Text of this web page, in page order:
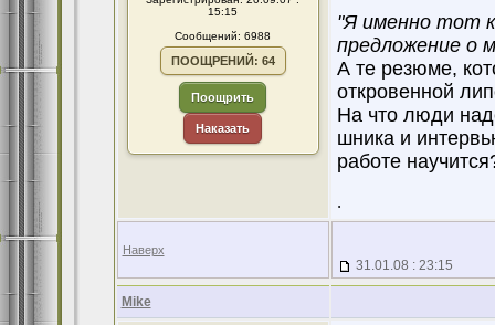
15:15
Сообщений: 6988
ПООЩРЕНИЙ: 64
Поощрить
Наказать
"Я именно тот
предложение о
А те резюме,
откровенной
На что люди
шника и
работе
.
Наверх
31.01.08 : 23:15
Mike